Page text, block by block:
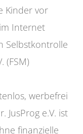
Kinder vor
Internet
Selbstkontrolle
(FSM)
werbefrei
JusProg e.V. ist
finanzielle